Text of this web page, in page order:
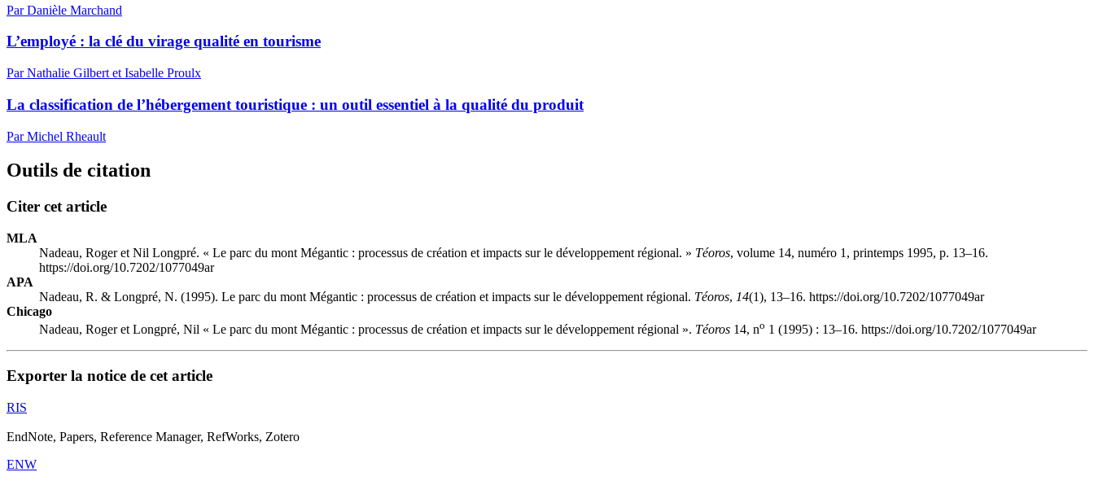
Par Danièle Marchand
L’employé : la clé du virage qualité en tourisme
Par Nathalie Gilbert et Isabelle Proulx
La classification de l’hébergement touristique : un outil essentiel à la qualité du produit
Par Michel Rheault
Outils de citation
Citer cet article
MLA
Nadeau, Roger et Nil Longpré. « Le parc du mont Mégantic : processus de création et impacts sur le développement régional. » Téoros, volume 14, numéro 1, printemps 1995, p. 13–16.
https://doi.org/10.7202/1077049ar
APA
Nadeau, R. & Longpré, N. (1995). Le parc du mont Mégantic : processus de création et impacts sur le développement régional. Téoros, 14(1), 13–16. https://doi.org/10.7202/1077049ar
Chicago
Nadeau, Roger et Longpré, Nil « Le parc du mont Mégantic : processus de création et impacts sur le développement régional ». Téoros 14, no 1 (1995) : 13–16. https://doi.org/10.7202/1077049ar
Exporter la notice de cet article
RIS
EndNote, Papers, Reference Manager, RefWorks, Zotero
ENW